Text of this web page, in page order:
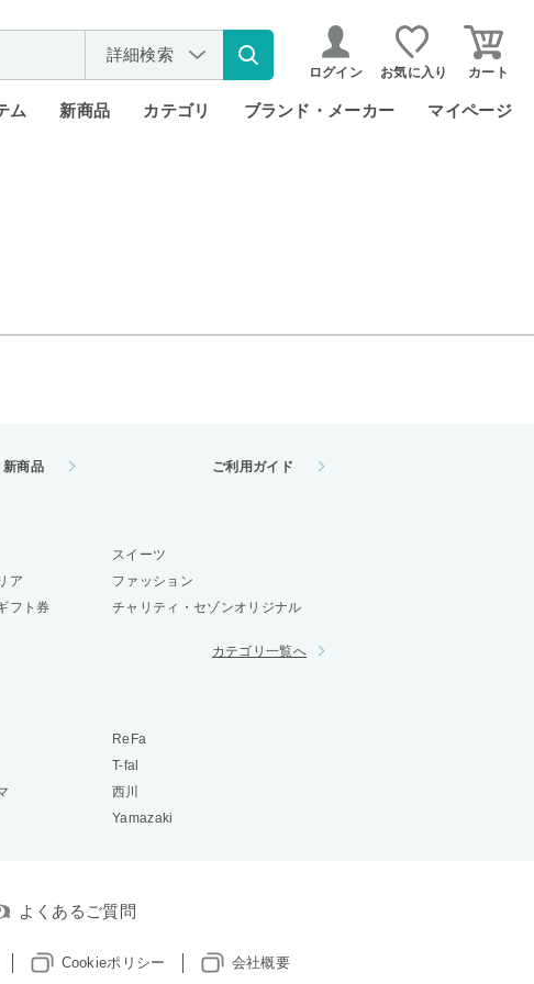
詳細検索
ログイン お気に入り カート
ム 新商品 カテゴリ ブランド・メーカー マイページ
新商品 ご利用ガイド
スイーツ
ア
ファッション
フト券 チャリティ・セゾンオリジナル
カテゴリ一覧へ
ReFa
T-fal
西川
Yamazaki
よくあるご質問
Cookieポリシー 会社概要